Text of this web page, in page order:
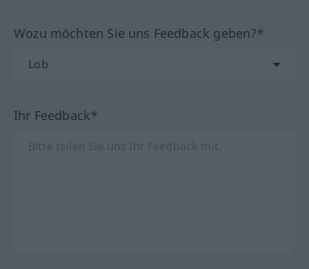
Wozu möchten Sie uns Feedback geben?*
Ihr Feedback*